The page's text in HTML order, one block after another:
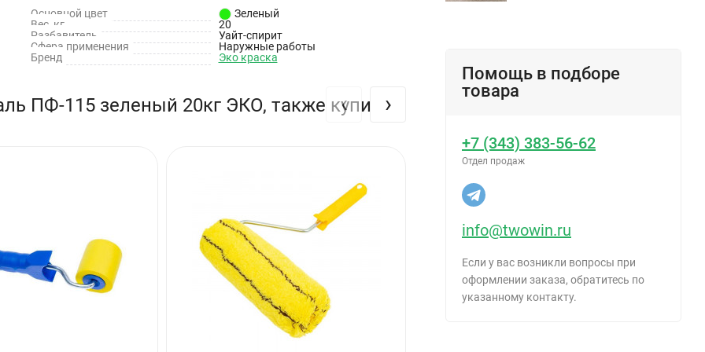
влажности воздуха (65±2)% - не более 24 часов
разбавить уайт-спиритом в количестве не более 5 от массы эмали.
Основной цвет
Зеленый
Вес, кг
20
Разбавитель
Уайт-спирит
Сфера применения
Наружные работы
Бренд Эко краска
ПФ-115 зеленый 20кг ЭКО, также купили
‹ ›
Помощь в подборе
товара
+7 (343) 383-56-62
Отдел продаж
info@twowin.ru
Если у вас возникли вопросы при
оформлении заказа, обратитесь по
указанному контакту.